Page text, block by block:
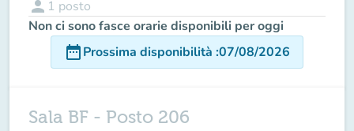
person 1 posto
Non ci sono fasce orarie disponibili per oggi
date_rangeProssima disponibilità :07/08/2026
Sala BF - Posto 206